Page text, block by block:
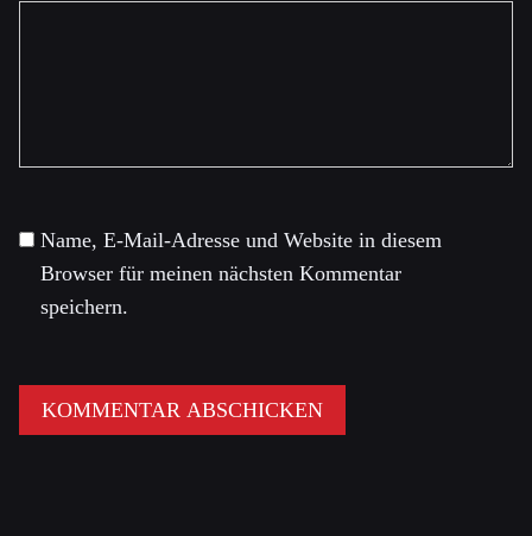
Name, E-Mail-Adresse und Website in diesem
Browser für meinen nächsten Kommentar
speichern.